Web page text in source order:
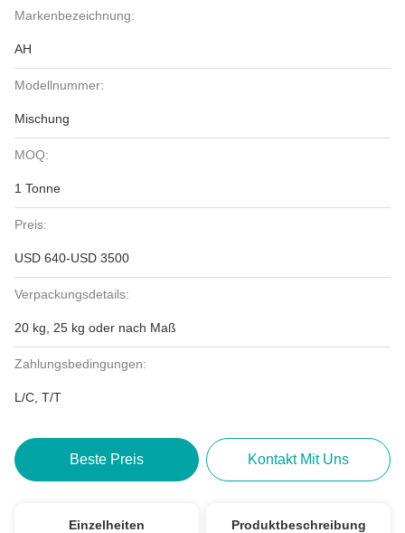
Markenbezeichnung:
AH
Modellnummer:
Mischung
MOQ:
1 Tonne
Preis:
USD 640-USD 3500
Verpackungsdetails:
20 kg, 25 kg oder nach Maß
Zahlungsbedingungen:
L/C, T/T
Beste Preis Kontakt Mit Uns
Einzelheiten Produktbeschreibung